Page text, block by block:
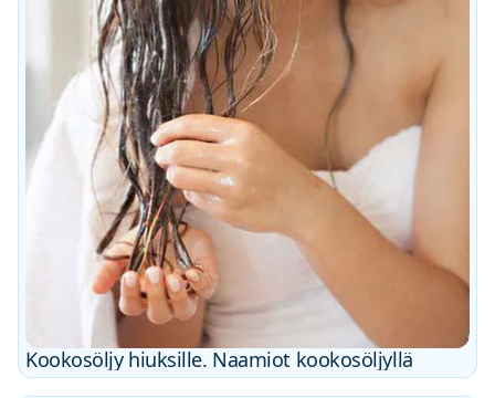
Kookosöljy hiuksille. Naamiot kookosöljyllä